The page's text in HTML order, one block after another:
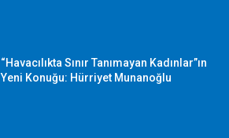
“Havacılıkta Sınır Tanımayan Kadınlar”ın
Yeni Konuğu: Hürriyet Munanoğlu